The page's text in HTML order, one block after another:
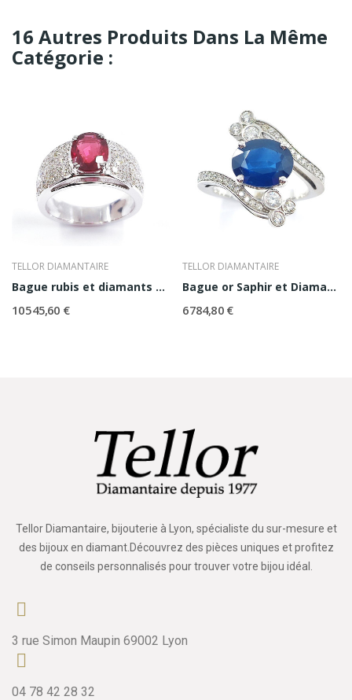
16 Autres Produits Dans La Même
Catégorie :
TELLOR DIAMANTAIRE
Bague rubis et diamants Volcan
10 545,60 €
TELLOR DIAMANTAIRE
Bague or Saphir et Diamants Flora
6 784,80 €
Tellor Diamantaire, bijouterie à Lyon, spécialiste du sur-mesure et
des bijoux en diamant.Découvrez des pièces uniques et profitez
de conseils personnalisés pour trouver votre bijou idéal.
3 rue Simon Maupin 69002 Lyon
04 78 42 28 32